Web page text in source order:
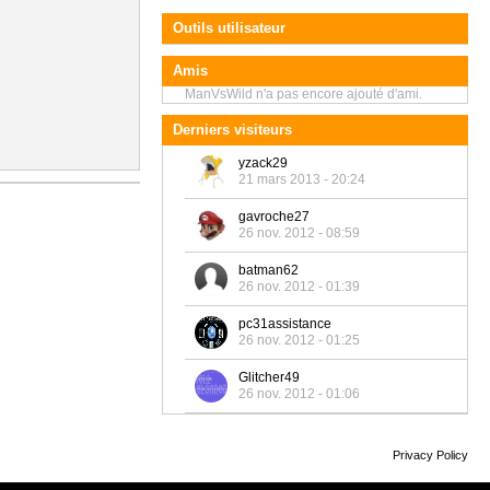
Outils utilisateur
Amis
ManVsWild n'a pas encore ajouté d'ami.
Derniers visiteurs
yzack29
21 mars 2013 - 20:24
gavroche27
26 nov. 2012 - 08:59
batman62
26 nov. 2012 - 01:39
pc31assistance
26 nov. 2012 - 01:25
Glitcher49
26 nov. 2012 - 01:06
Privacy Policy